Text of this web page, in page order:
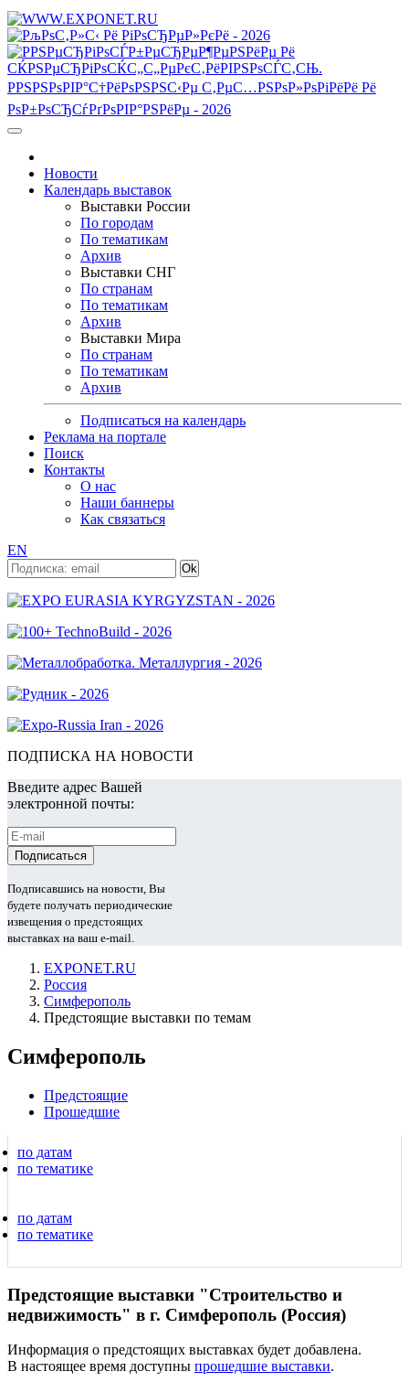
Новости
Календарь выставок
Выставки России
По городам
По тематикам
Архив
Выставки СНГ
По странам
По тематикам
Архив
Выставки Мира
По странам
По тематикам
Архив
Подписаться на календарь
Реклама на портале
Поиск
Контакты
О нас
Наши баннеры
Как связаться
EN
ПОДПИСКА НА НОВОСТИ
Введите адрес Вашей
электронной почты:
Подписавшись на новости, Вы
будете получать периодические
извещения о предстоящих
выставках на ваш e-mail.
EXPONET.RU
Россия
Симферополь
Предстоящие выставки по темам
Симферополь
Предстоящие
Прошедшие
по датам
по тематике
по датам
по тематике
Предстоящие выставки "Строительство и
недвижимость" в г. Симферополь (Россия)
Информация о предстоящих выставках будет добавлена.
В настоящее время доступны прошедшие выставки.